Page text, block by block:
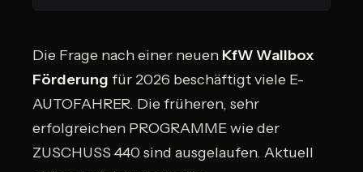
Die Frage nach einer neuen KfW Wallbox
Förderung für 2026 beschäftigt viele E-
AUTOFAHRER. Die früheren, sehr
erfolgreichen PROGRAMME wie der
ZUSCHUSS 440 sind ausgelaufen. Aktuell